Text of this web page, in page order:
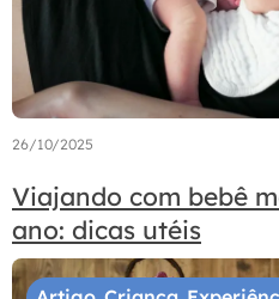
26/10/2025
Viajando com bebê
ano: dicas utéis